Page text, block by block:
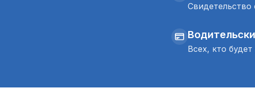
Свидетельство
Всех, кто